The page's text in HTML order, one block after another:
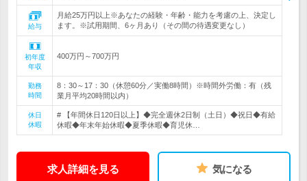
給与
月給25万円以上※あなたの経験・年齢・能力を考慮の上、決定し
ます。※試用期間、6ヶ月あり（その間の待遇変更なし）
初年度
年収
400万円～700万円
勤務
時間
8：30～17：30（休憩60分／実働8時間）※時間外労働：有（残
業月平均20時間以内）
休日
休暇
# 【年間休日120日以上】◆完全週休2日制（土日）◆祝日◆有給
休暇◆年末年始休暇◆夏季休暇◆育児休…
求人詳細を見る 気になる